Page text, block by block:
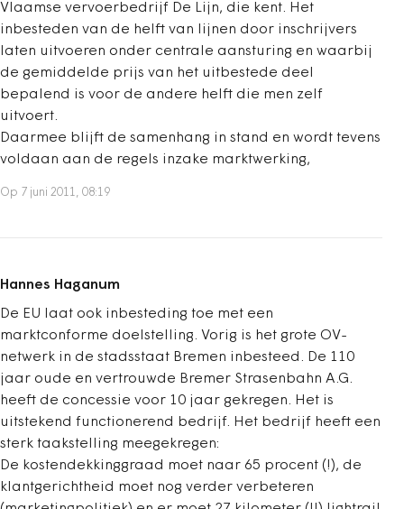
Vlaamse vervoerbedrijf De Lijn, die kent. Het
inbesteden van de helft van lijnen door inschrijvers
laten uitvoeren onder centrale aansturing en waarbij
de gemiddelde prijs van het uitbestede deel
bepalend is voor de andere helft die men zelf
uitvoert.
Daarmee blijft de samenhang in stand en wordt tevens
voldaan aan de regels inzake marktwerking,
Op 7 juni 2011, 08:19
Hannes Haganum
De EU laat ook inbesteding toe met een
marktconforme doelstelling. Vorig is het grote OV-
netwerk in de stadsstaat Bremen inbesteed. De 110
jaar oude en vertrouwde Bremer Strasenbahn A.G.
heeft de concessie voor 10 jaar gekregen. Het is
uitstekend functionerend bedrijf. Het bedrijf heeft een
sterk taakstelling meegekregen:
De kostendekkinggraad moet naar 65 procent (!), de
klantgerichtheid moet nog verder verbeteren